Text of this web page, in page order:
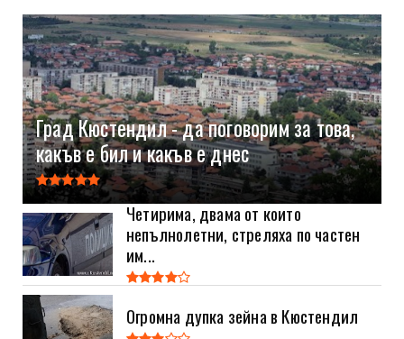
Град Кюстендил - да поговорим за това,
какъв е бил и какъв е днес
Четирима, двама от които
непълнолетни, стреляха по частен
им...
Огромна дупка зейна в Кюстендил